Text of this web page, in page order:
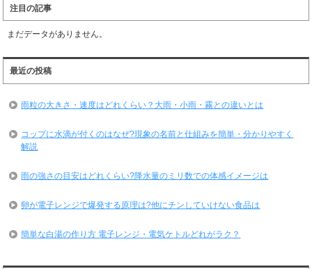
注目の記事
まだデータがありません。
最近の投稿
雨粒の大きさ・速度はどれくらい？大雨・小雨・霧との違いとは
コップに水滴が付くのはなぜ?現象の名前と仕組みを簡単・分かりやすく
解説
雨の強さの目安はどれくらい?降水量のミリ数での体感イメージは
卵が電子レンジで爆発する原理は?他にチンしていけない食品は
簡単な白湯の作り方 電子レンジ・電気ケトルどれがラク？